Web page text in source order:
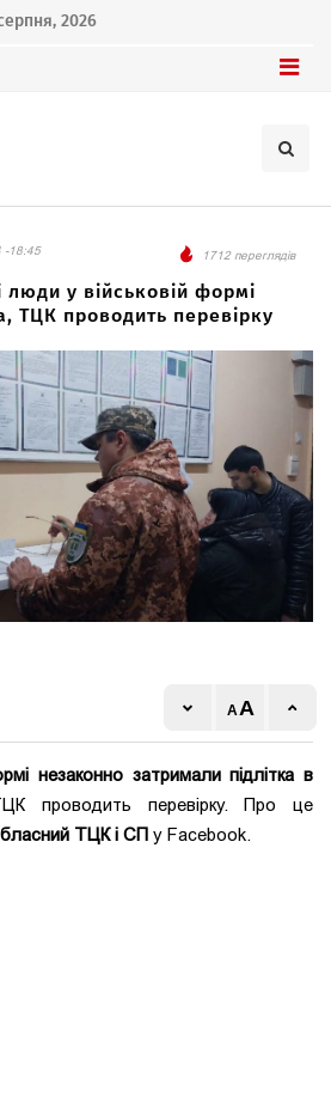
2026
-18:45 1712 переглядів
люди у військовій формі
ТЦК проводить перевірку
незаконно затримали підлітка в
проводить перевірку. Про це
ТЦК і СП у Facebook.